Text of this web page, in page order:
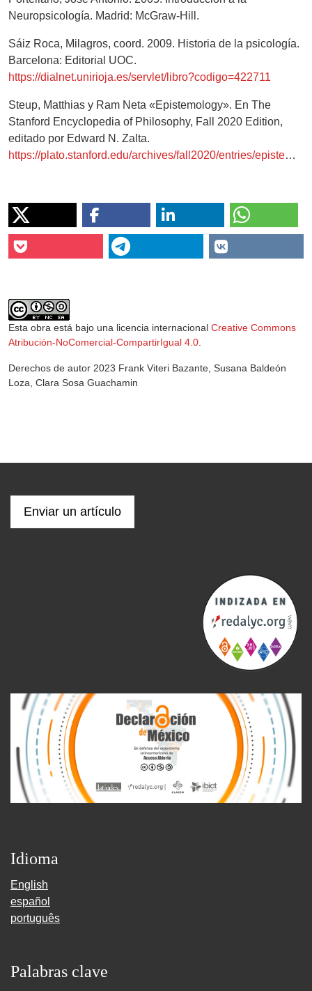
Neuropsicología. Madrid: McGraw-Hill.
Sáiz Roca, Milagros, coord. 2009. Historia de la psicología.
Barcelona: Editorial UOC.
https://dialnet.unirioja.es/servlet/libro?codigo=422711
Steup, Matthias y Ram Neta «Epistemology». En The
Stanford Encyclopedia of Philosophy, Fall 2020 Edition,
editado por Edward N. Zalta.
https://plato.stanford.edu/archives/fall2020/entries/epistemology/
Esta obra está bajo una licencia internacional Creative Commons
Atribución-NoComercial-CompartirIgual 4.0.
Derechos de autor 2023 Frank Viteri Bazante, Susana Baldeón
Loza, Clara Sosa Guachamin
Enviar un artículo
Idioma
English
español
português
Palabras clave